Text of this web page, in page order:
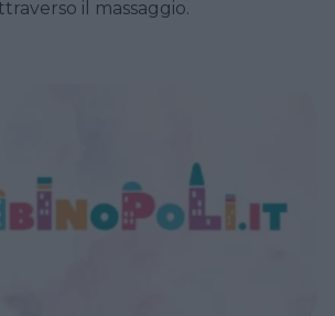
il massaggio.